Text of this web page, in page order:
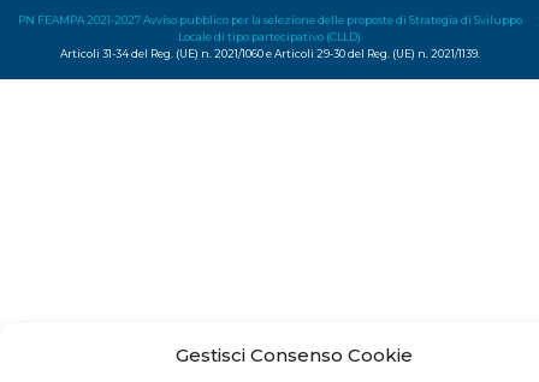
Gestisci Consenso Cookie
PN FEAMPA 2021-2027 Avviso pubblico per la selezione delle proposte di Strategia di Sviluppo
Locale di tipo partecipativo (CLLD)
Articoli 31-34 del Reg. (UE) n. 2021/1060 e Articoli 29-30 del Reg. (UE) n. 2021/1139.